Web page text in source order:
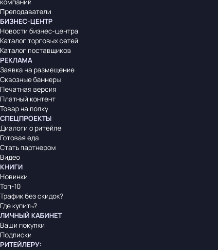
компаний
Преподаватели
БИЗНЕС-ЦЕНТР
Новости бизнес-центра
Каталог торговых сетей
Каталог поставщиков
РЕКЛАМА
Заявка на размещение
Сквозные баннеры
Печатная версия
Платный контент
Товар на полку
СПЕЦПРОЕКТЫ
Диалоги о ритейле
Готовая еда
Стать партнером
Видео
КНИГИ
Новинки
Топ-10
Трафик без скидок?
Где купить?
ЛИЧНЫЙ КАБИНЕТ
Ваши покупки
Подписки
РИТЕЙЛЕРУ: